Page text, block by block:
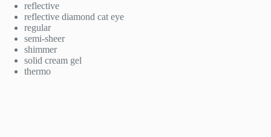
reflective
reflective diamond cat eye
regular
semi-sheer
shimmer
solid cream gel
thermo